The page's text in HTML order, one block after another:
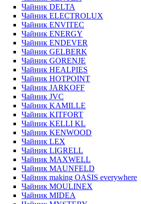
Чайник DELTA
Чайник ELECTROLUX
Чайник ENVITEC
Чайник ENERGY
Чайник ENDEVER
Чайник GELBERK
Чайник GORENJE
Чайник HEALPIES
Чайник HOTPOINT
Чайник JARKOFF
Чайник JVC
Чайник KAMILLE
Чайник KITFORT
Чайник KELLI KL
Чайник KENWOOD
Чайник LEX
Чайник LIGRELL
Чайник MAXWELL
Чайник MAUNFELD
Чайник making OASIS everywhere
Чайник MOULINEX
Чайник MIDEA